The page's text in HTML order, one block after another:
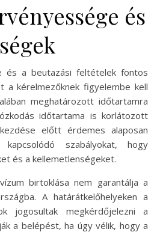
és
és a beutazási feltételek fontos
a kérelmezőknek figyelembe kell
meghatározott időtartamra
időtartama is korlátozott
előtt érdemes alaposan
szabályokat, hogy
és a kellemetlenségeket.
birtoklása nem garantálja a
A határátkelőhelyeken a
jogosultak megkérdőjelezni a
a belépést, ha úgy vélik, hogy a